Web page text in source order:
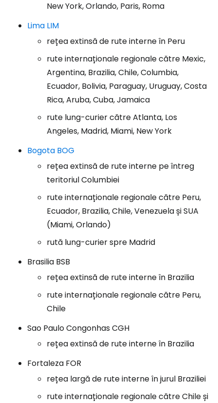
New York, Orlando, Paris, Roma
Lima LIM
rețea extinsă de rute interne în Peru
rute internaționale regionale către Mexic,
Argentina, Brazilia, Chile, Columbia,
Ecuador, Bolivia, Paraguay, Uruguay, Costa
Rica, Aruba, Cuba, Jamaica
rute lung-curier către Atlanta, Los
Angeles, Madrid, Miami, New York
Bogota BOG
rețea extinsă de rute interne pe întreg
teritoriul Columbiei
rute internaționale regionale către Peru,
Ecuador, Brazilia, Chile, Venezuela și SUA
(Miami, Orlando)
rută lung-curier spre Madrid
Brasilia BSB
rețea extinsă de rute interne în Brazilia
rute internaționale regionale către Peru,
Chile
Sao Paulo Congonhas CGH
rețea extinsă de rute interne în Brazilia
Fortaleza FOR
rețea largă de rute interne în jurul Braziliei
rute internaționale regionale către Chile și